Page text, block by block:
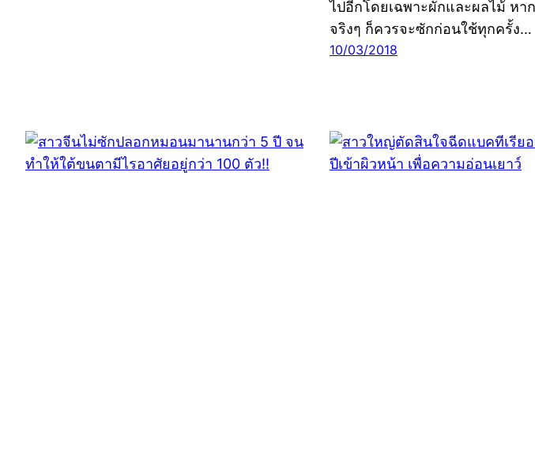
ไปอีกโดยเฉพาะผักและผลไม้ หา
จริงๆ ก็ควรจะซักก่อนใช้ทุกครั้ง…
10/03/2018